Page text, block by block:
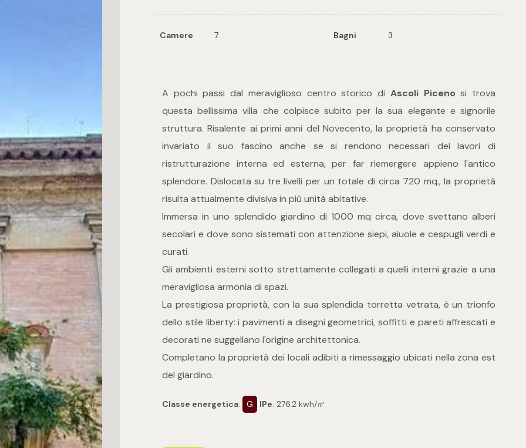
Camere 7 Bagni 3
A pochi passi dal meraviglioso centro storico di Ascoli Piceno si trova
questa bellissima villa che colpisce subito per la sua elegante e signorile
struttura. Risalente ai primi anni del Novecento, la proprietà ha conservato
invariato il suo fascino anche se si rendono necessari dei lavori di
ristrutturazione interna ed esterna, per far riemergere appieno l'antico
splendore. Dislocata su tre livelli per un totale di circa 720 mq., la proprietà
risulta attualmente divisiva in più unità abitative.
Immersa in uno splendido giardino di 1000 mq circa, dove svettano alberi
secolari e dove sono sistemati con attenzione siepi, aiuole e cespugli verdi e
curati.
Gli ambienti esterni sotto strettamente collegati a quelli interni grazie a una
meravigliosa armonia di spazi.
La prestigiosa proprietà, con la sua splendida torretta vetrata, è un trionfo
dello stile liberty: i pavimenti a disegni geometrici, soffitti e pareti affrescati e
decorati ne suggellano l'origine architettonica.
Completano la proprietà dei locali adibiti a rimessaggio ubicati nella zona est
del giardino.
Classe energetica: G IPe: 276.2 kwh/㎡